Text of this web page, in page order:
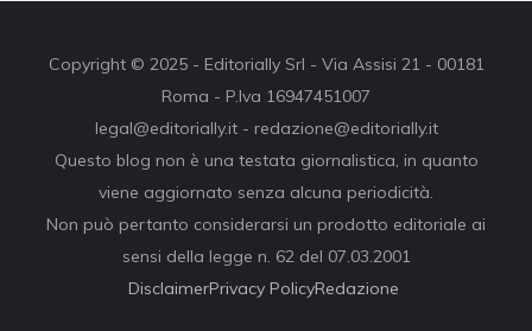
Copyright © 2025 - Editorially Srl - Via Assisi 21 - 00181
Roma - P.Iva 16947451007
legal@editorially.it - redazione@editorially.it
Questo blog non è una testata giornalistica, in quanto
viene aggiornato senza alcuna periodicità.
Non può pertanto considerarsi un prodotto editoriale ai
sensi della legge n. 62 del 07.03.2001
DisclaimerPrivacy PolicyRedazione